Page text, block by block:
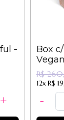
-
Box
Tons
10,87
R$
12x R$